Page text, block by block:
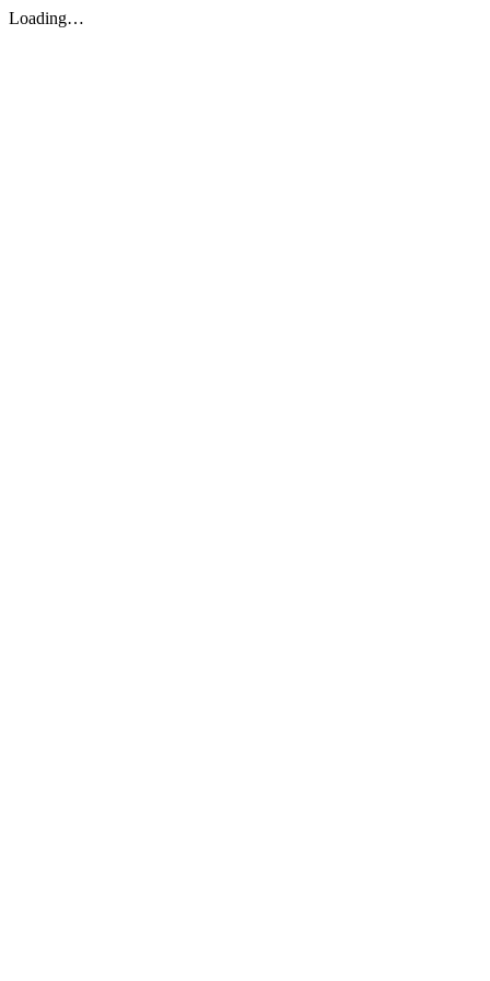
Loading…